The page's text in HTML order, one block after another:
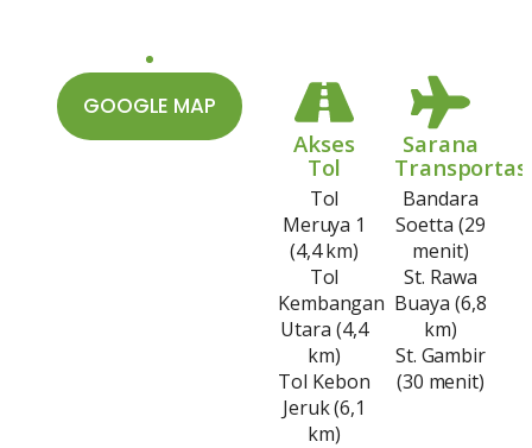
GOOGLE MAP
Akses
Tol
Tol
Meruya 1
(4,4 km)
Tol
Kembangan
Utara (4,4
km)
Tol Kebon
Jeruk (6,1
km)
Sarana
Bandara
Soetta (29
menit)
St. Rawa
Buaya (6,8
km)
St. Gambir
(30 menit)